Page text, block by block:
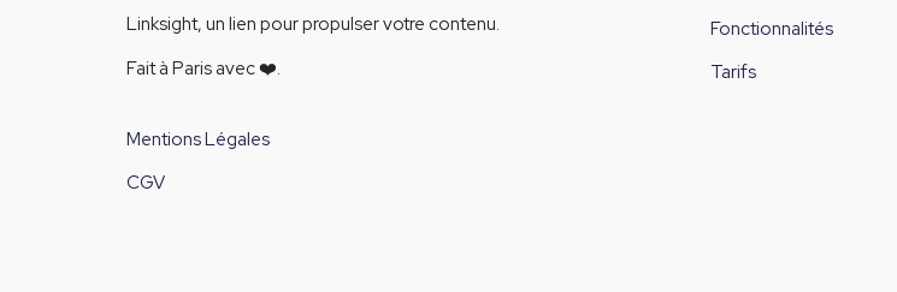
Linksight, un lien pour propulser votre contenu.
Fait à Paris avec❤️.
Mentions Légales
CGV
Fonctionnalités
Tarifs